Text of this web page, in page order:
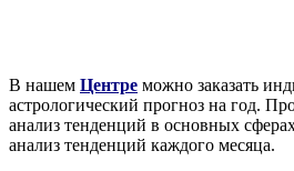
В нашем Центре можно заказать
астрологический прогноз на год.
анализ тенденций в основных
анализ тенденций каждого месяца.